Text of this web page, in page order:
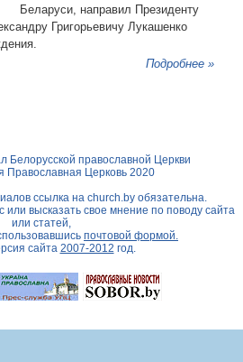
Беларуси, направил Президенту
Григорьевичу Лукашенко
Подробнее »
православной Церкви
Православная Церковь 2020
ссылка на church.byобязательна.
или высказать свое мнение по поводу сайта
или статей,
почтовой формой.
сайта 2007-2012 год.